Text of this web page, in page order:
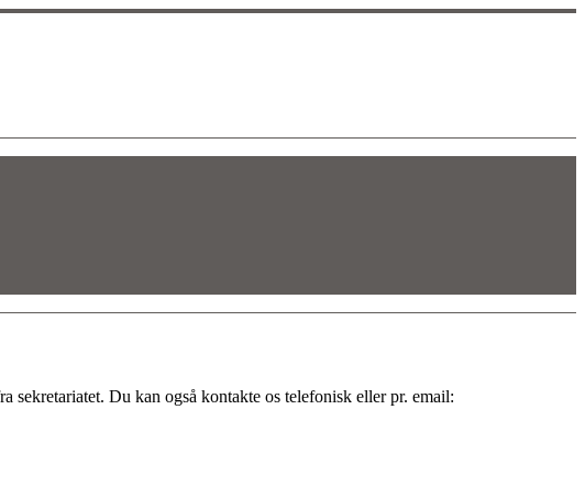
Du kan også kontakte os telefonisk eller pr. email: